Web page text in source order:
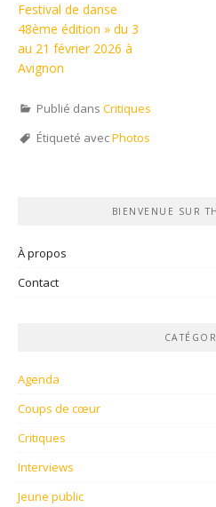
Festival de danse
48ème édition » du 3
au 21 février 2026 à
Avignon
Publié dans Critiques
Étiqueté avecPhotos
BIENVENUE SUR
À propos
Contact
Agenda
Coups de cœur
Critiques
Interviews
Jeune public